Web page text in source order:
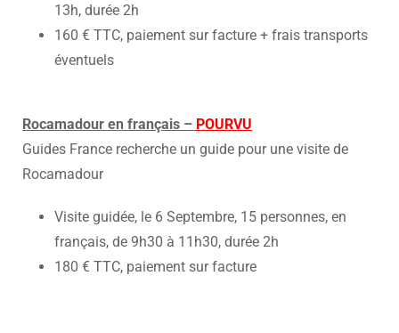
13h, durée 2h
160 € TTC, paiement sur facture + frais transports
éventuels
Rocamadour en français – POURVU
Guides France recherche un guide pour une visite de
Rocamadour
Visite guidée, le 6 Septembre, 15 personnes, en
français, de 9h30 à 11h30, durée 2h
180 € TTC, paiement sur facture